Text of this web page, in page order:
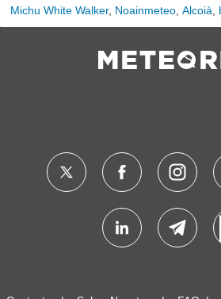
Michu White Walker, Noainmeteo Alcoià